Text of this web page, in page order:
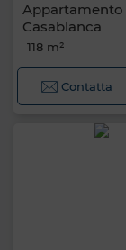
Appartamento
Casablanca
118 m²
Contatta